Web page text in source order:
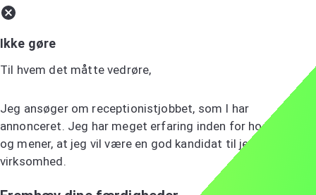
Ikke gøre
Til hvem det måtte vedrøre,
Jeg ansøger om receptionistjobbet, som I har
annonceret. Jeg har meget erfaring inden for hospitality
og mener, at jeg vil være en god kandidat til jeres
virksomhed.